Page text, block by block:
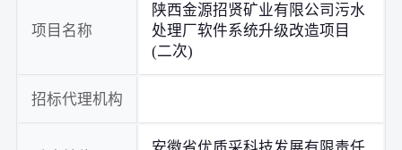
项目名称
陕西金源招贤矿业有限公司污水
处理厂软件系统升级改造项目
(二次)
招标代理机构